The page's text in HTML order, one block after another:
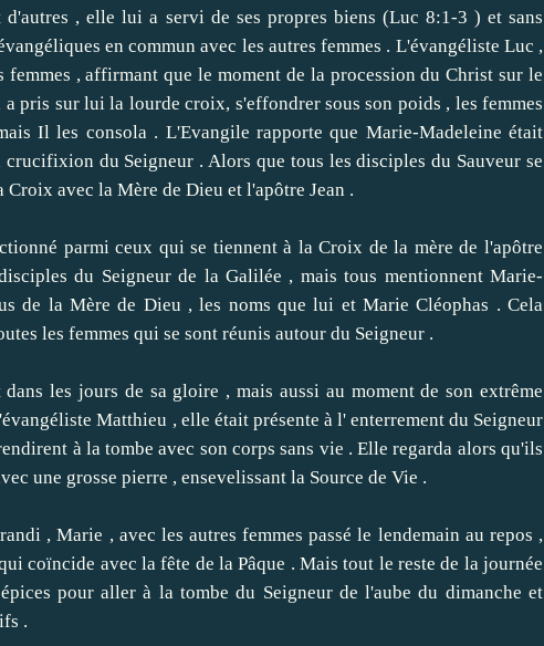
d'autres , elle lui a servi de ses propres biens (Luc 8:1-3 ) et sans
en commun avec les autres femmes . L'évangéliste Luc ,
femmes , affirmant que le moment de la procession du Christ sur ​​le
pris sur lui la lourde croix, s'effondrer sous son poids , les femmes
Il les consola . L'Evangile rapporte que Marie-Madeleine était
crucifixion du Seigneur . Alors que tous les disciples du Sauveur se
avec la Mère de Dieu et l'apôtre Jean .
parmi ceux qui se tiennent à la Croix de la mère de l'apôtre
du Seigneur de la Galilée , mais tous mentionnent Marie-
de la Mère de Dieu , les noms que lui et Marie Cléophas . Cela
les femmes qui se sont réunis autour du Seigneur .
les jours de sa gloire , mais aussi au moment de son extrême
Matthieu , elle était présente à l' enterrement du Seigneur
à la tombe avec son corps sans vie . Elle regarda alors qu'ils
une grosse pierre , ensevelissant la Source de Vie .
, Marie , avec les autres femmes passé le lendemain au repos ,
coïncide avec la fête de la Pâque . Mais tout le reste de la journée
pour aller à la tombe du Seigneur de l'aube du dimanche et
.